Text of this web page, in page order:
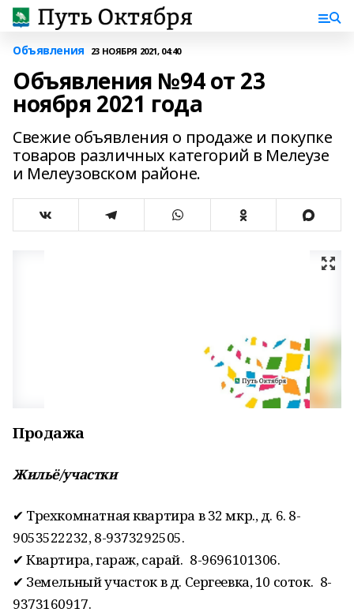
Объявления 23 НОЯБРЯ 2021, 04:40
Объявления №94 от 23
ноября 2021 года
Свежие объявления о продаже и покупке
товаров различных категорий в Мелеузе
и Мелеузовском районе.
Продажа
Жильё/участки
✔ Трехкомнатная квартира в 32 мкр., д. 6. 8-
9053522232, 8-9373292505.
✔ Квартира, гараж, сарай. 8-9696101306.
✔ Земельный участок в д. Сергеевка, 10 соток. 8-
9373160917.